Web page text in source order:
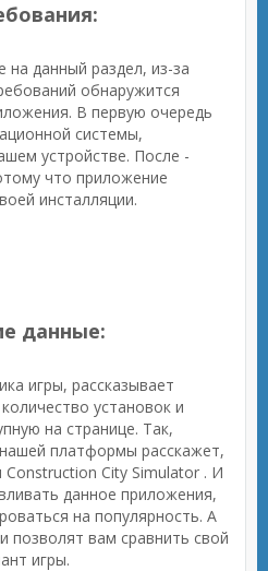
данный раздел, из-за
обнаружится
В первую очередь
системы,
устройстве. После -
что приложение
инсталляции.
данные:
игры, рассказывает
установок и
на странице. Так,
платформы расскажет,
Construction City Simulator . И
данное приложения,
на популярность. А
позволят вам сравнить свой
игры.